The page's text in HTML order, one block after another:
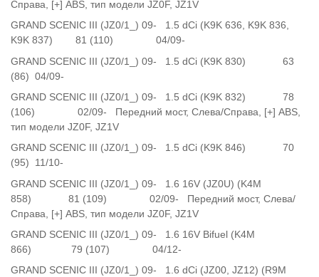
Справа, [+] ABS, тип модели JZ0F, JZ1V
GRAND SCENIC III (JZ0/1_) 09- 1.5 dCi (K9K 636, K9K 836,
K9K 837) 81 (110) 04/09-
GRAND SCENIC III (JZ0/1_) 09- 1.5 dCi (K9K 830) 63
(86) 04/09-
GRAND SCENIC III (JZ0/1_) 09- 1.5 dCi (K9K 832) 78
(106) 02/09- Передний мост, Слева/Справа, [+] ABS,
тип модели JZ0F, JZ1V
GRAND SCENIC III (JZ0/1_) 09- 1.5 dCi (K9K 846) 70
(95) 11/10-
GRAND SCENIC III (JZ0/1_) 09- 1.6 16V (JZ0U) (K4M
858) 81 (109) 02/09- Передний мост, Слева/
Справа, [+] ABS, тип модели JZ0F, JZ1V
GRAND SCENIC III (JZ0/1_) 09- 1.6 16V Bifuel (K4M
866) 79 (107) 04/12-
GRAND SCENIC III (JZ0/1_) 09- 1.6 dCi (JZ00, JZ12) (R9M